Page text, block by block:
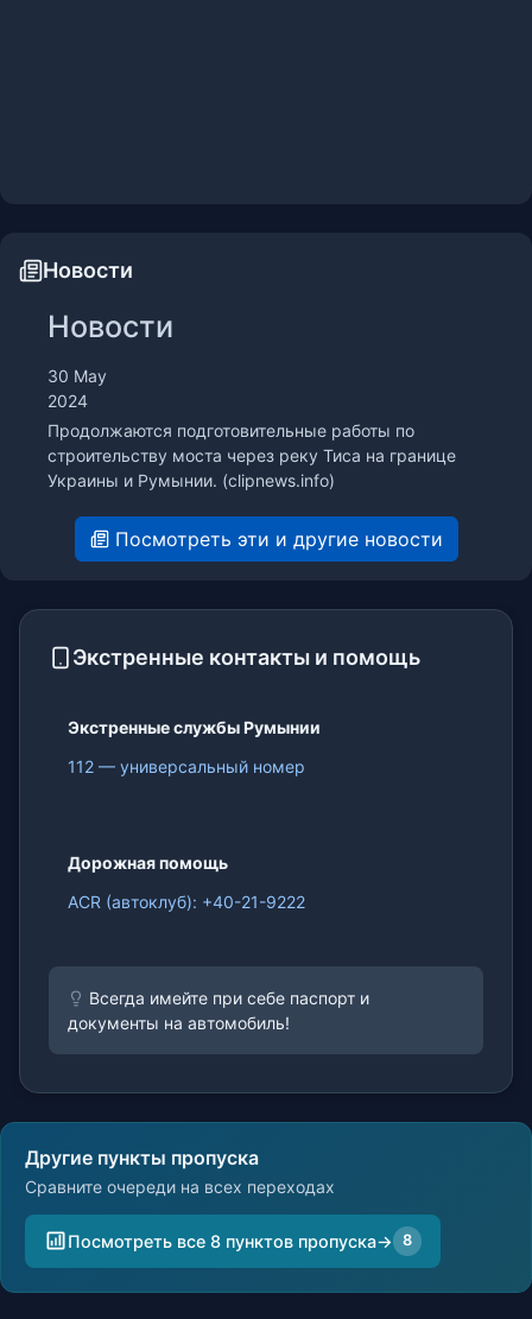
Новости
Новости
30 May
2024
Продолжаются подготовительные работы по
строительству моста через реку Тиса на границе
Украины и Румынии. (clipnews.info)
Посмотреть эти и другие новости
Экстренные контакты и помощь
Экстренные службы Румынии
112 — универсальный номер
Дорожная помощь
ACR (автоклуб): +40-21-9222
Всегда имейте при себе паспорт и
документы на автомобиль!
Другие пункты пропуска
Сравните очереди на всех переходах
Посмотреть все 8 пунктов пропуска→ 8